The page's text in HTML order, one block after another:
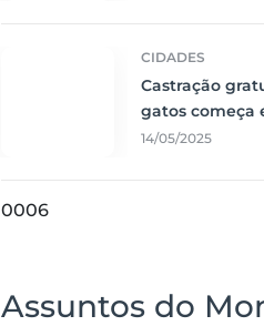
CIDADES
Castração
gatos começa
14/05/2025
0006
Assuntos do